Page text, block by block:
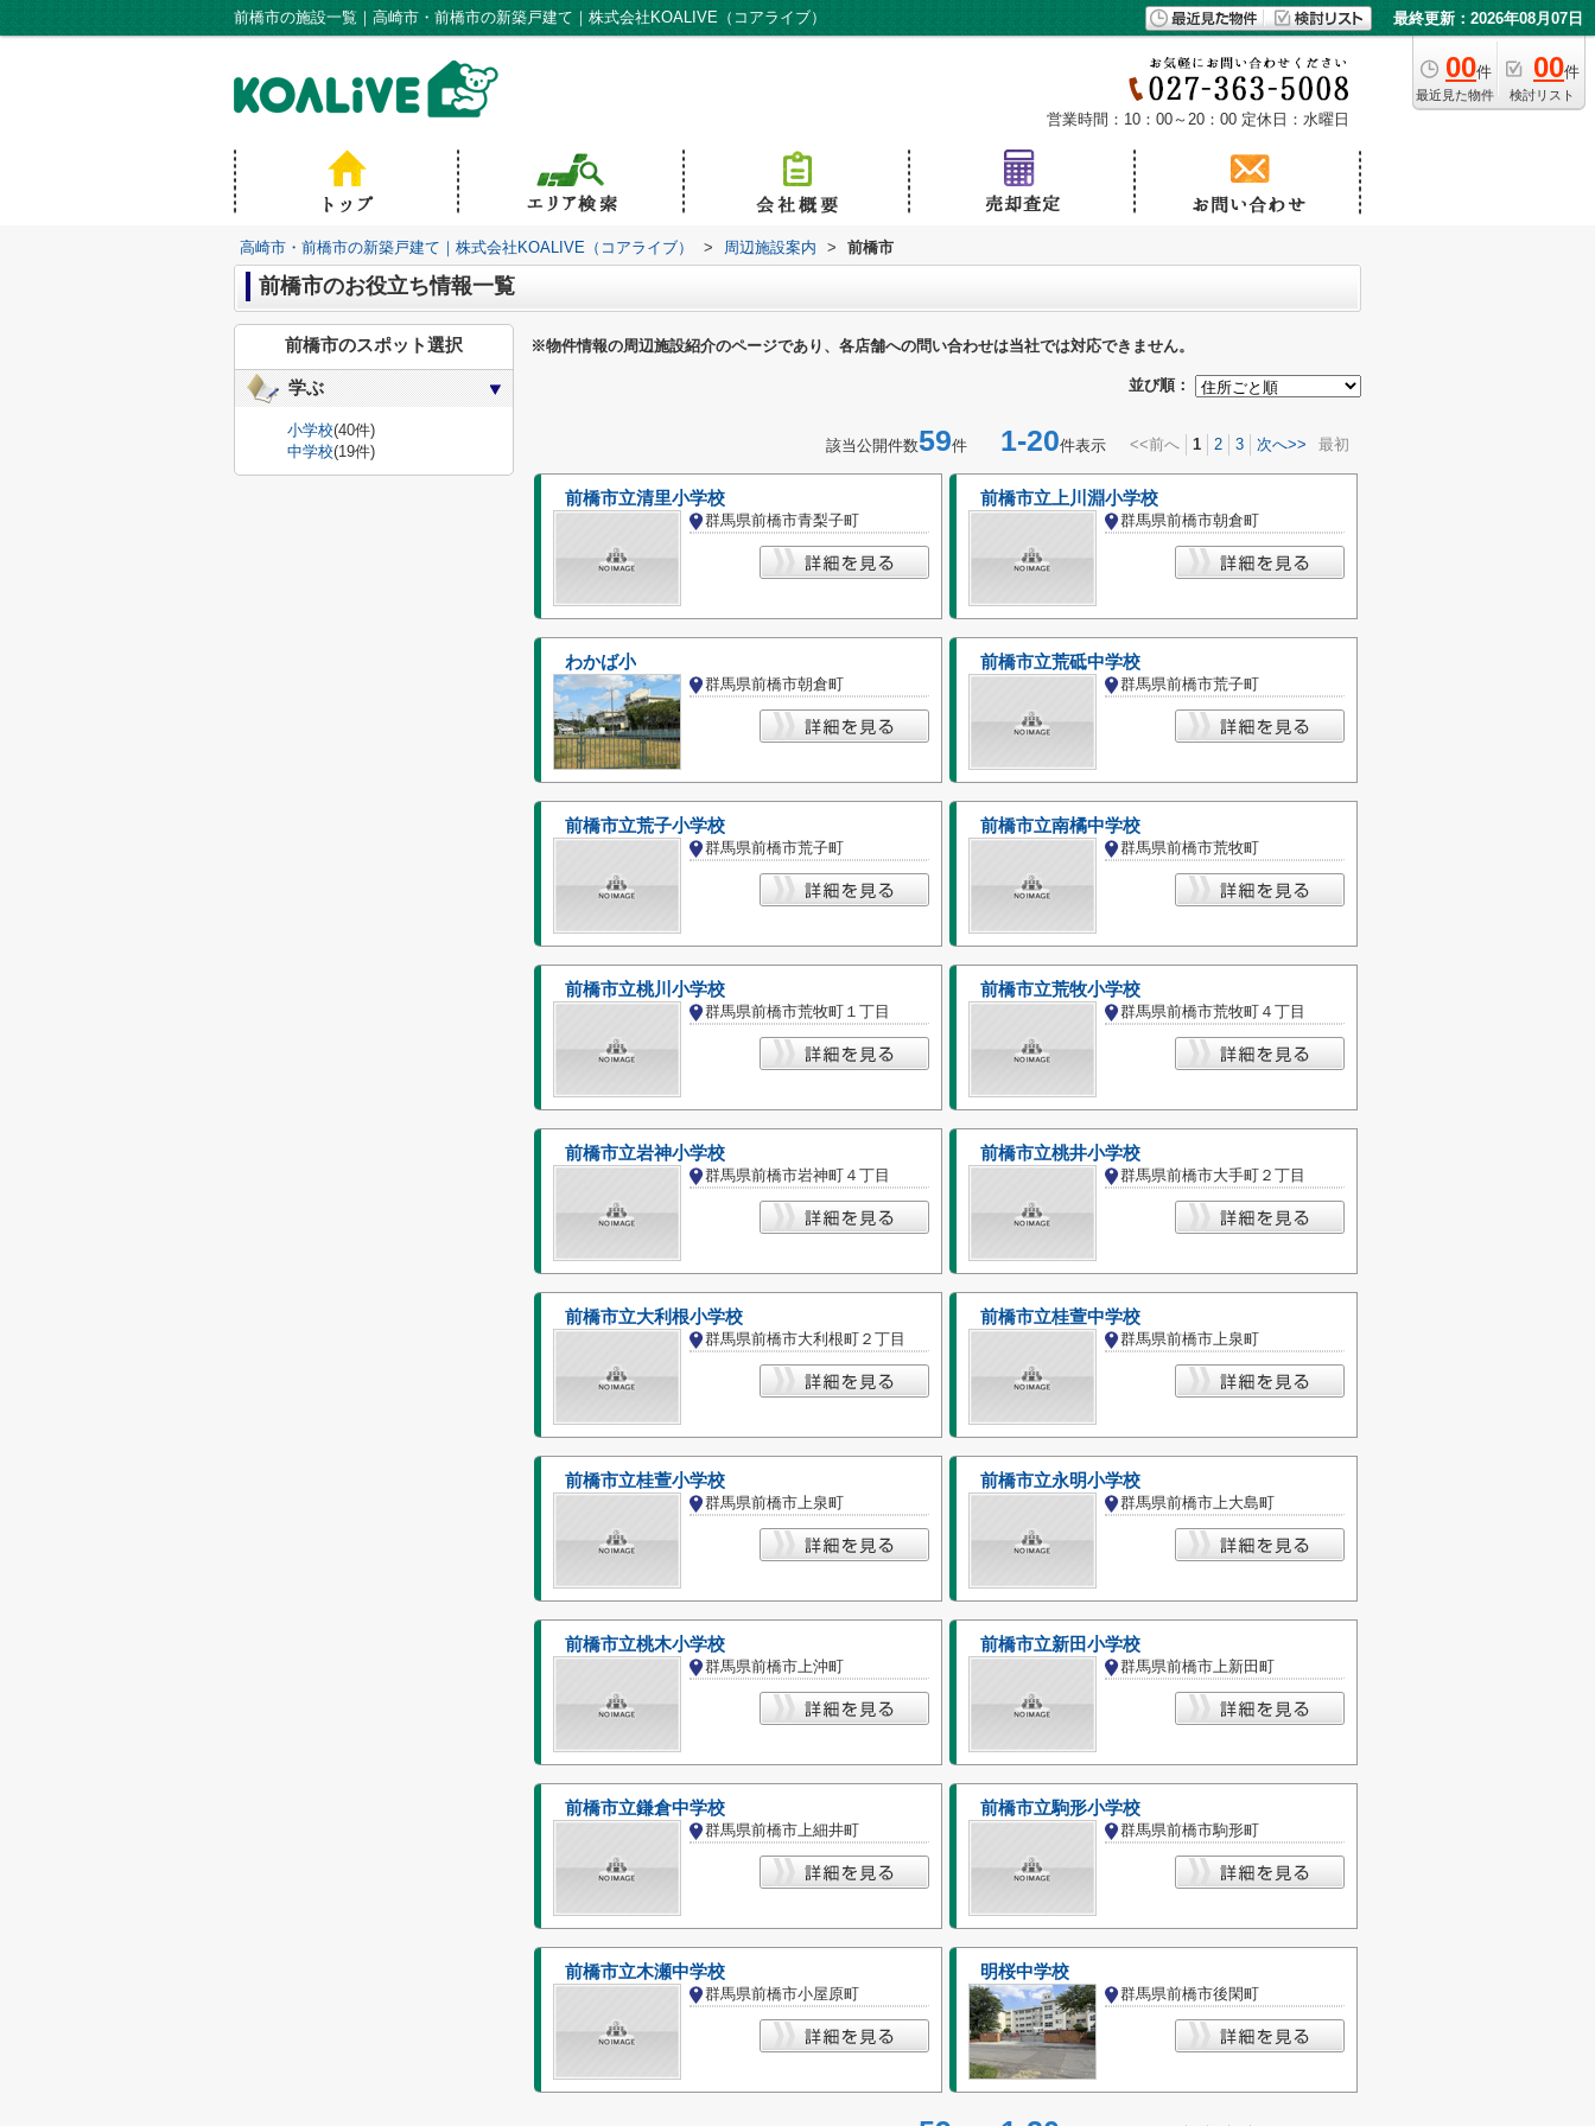
前橋市の施設一覧｜高崎市・前橋市の新築戸建て｜株式会社KOALIVE（コアライブ） 最終更新：2026年08月07日
00件
最近見た物件
00件
検討リスト
営業時間：10：00～20：00 定休日：水曜日
高崎市・前橋市の新築戸建て｜株式会社KOALIVE（コアライブ） > 周辺施設案内 > 前橋市
前橋市のお役立ち情報一覧
※物件情報の周辺施設紹介のページであり、各店舗への問い合わせは当社では対応できません。
並び順：
該当公開件数59件 1-20件表示 <<前へ 1 2 3 次へ>> 最初
前橋市立清里小学校
群馬県前橋市青梨子町
前橋市立上川淵小学校
群馬県前橋市朝倉町
わかば小
群馬県前橋市朝倉町
前橋市立荒砥中学校
群馬県前橋市荒子町
前橋市立荒子小学校
群馬県前橋市荒子町
前橋市立南橘中学校
群馬県前橋市荒牧町
前橋市立桃川小学校
群馬県前橋市荒牧町１丁目
前橋市立荒牧小学校
群馬県前橋市荒牧町４丁目
前橋市立岩神小学校
群馬県前橋市岩神町４丁目
前橋市立桃井小学校
群馬県前橋市大手町２丁目
前橋市立大利根小学校
群馬県前橋市大利根町２丁目
前橋市立桂萱中学校
群馬県前橋市上泉町
前橋市立桂萱小学校
群馬県前橋市上泉町
前橋市立永明小学校
群馬県前橋市上大島町
前橋市立桃木小学校
群馬県前橋市上沖町
前橋市立新田小学校
群馬県前橋市上新田町
前橋市立鎌倉中学校
群馬県前橋市上細井町
前橋市立駒形小学校
群馬県前橋市駒形町
前橋市立木瀬中学校
群馬県前橋市小屋原町
明桜中学校
群馬県前橋市後閑町
前橋市のスポット選択
学ぶ
小学校(40件)
中学校(19件)